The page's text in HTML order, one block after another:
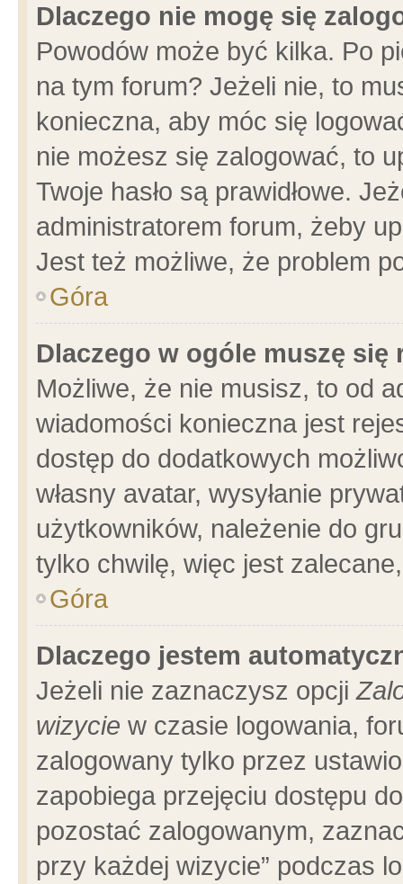
Dlaczego nie mogę się
Powodów może być kilka. Po
na tym forum? Jeżeli nie, to
konieczna, aby móc się
nie możesz się zalogować, to
Twoje hasło są prawidłowe.
administratorem forum, żeby
Jest też możliwe, że problem
Góra
Dlaczego w ogóle muszę się
Możliwe, że nie musisz, to od
wiadomości konieczna jest
dostęp do dodatkowych
własny avatar, wysyłanie
użytkowników, należenie do
tylko chwilę, więc jest
Góra
Dlaczego jestem
Jeżeli nie zaznaczysz opcji
wizycie w czasie logowania,
zalogowany tylko przez
zapobiega przejęciu dostępu
pozostać zalogowanym,
przy każdej wizycie” podczas